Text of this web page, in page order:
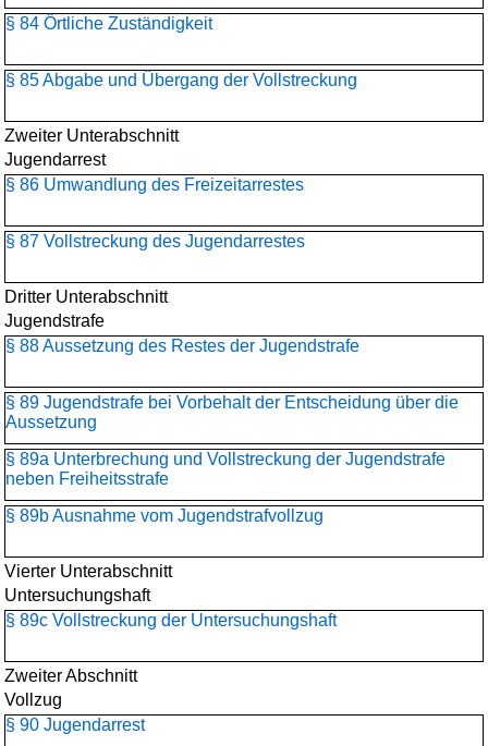
§ 84 Örtliche Zuständigkeit
§ 85 Abgabe und Übergang der Vollstreckung
Zweiter Unterabschnitt
Jugendarrest
§ 86 Umwandlung des Freizeitarrestes
§ 87 Vollstreckung des Jugendarrestes
Dritter Unterabschnitt
Jugendstrafe
§ 88 Aussetzung des Restes der Jugendstrafe
§ 89 Jugendstrafe bei Vorbehalt der Entscheidung über die
Aussetzung
§ 89a Unterbrechung und Vollstreckung der Jugendstrafe
neben Freiheitsstrafe
§ 89b Ausnahme vom Jugendstrafvollzug
Vierter Unterabschnitt
Untersuchungshaft
§ 89c Vollstreckung der Untersuchungshaft
Zweiter Abschnitt
Vollzug
§ 90 Jugendarrest